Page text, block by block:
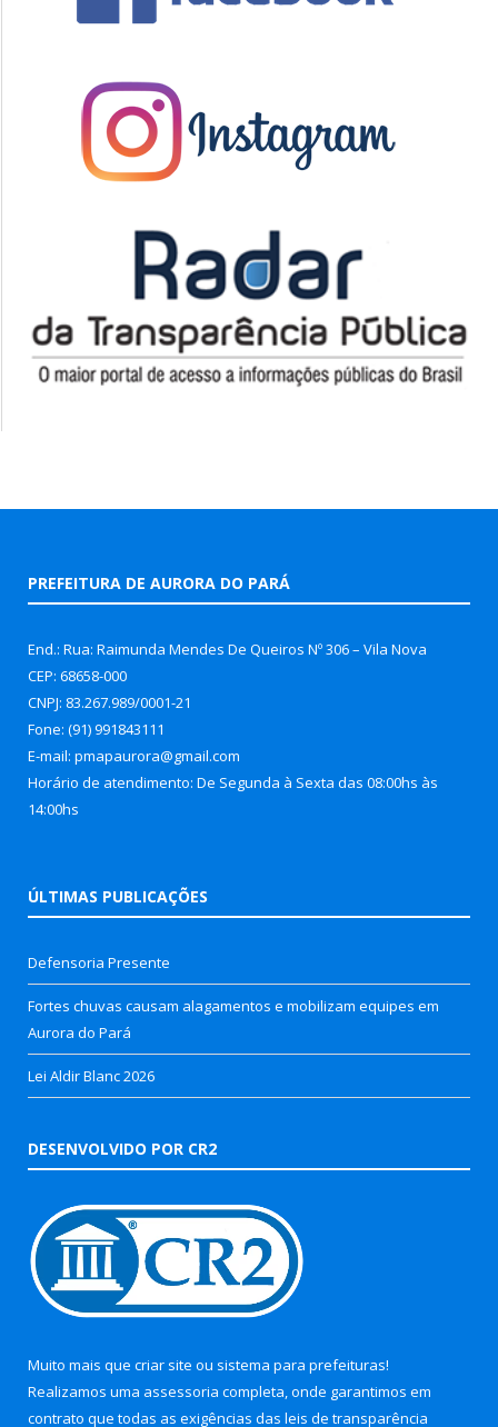
PREFEITURA DE AURORA DO PARÁ
End.: Rua: Raimunda Mendes De Queiros Nº 306 – Vila Nova
CEP: 68658-000
CNPJ: 83.267.989/0001-21
Fone: (91) 991843111
E-mail: pmapaurora@gmail.com
Horário de atendimento: De Segunda à Sexta das 08:00hs às
14:00hs
ÚLTIMAS PUBLICAÇÕES
Defensoria Presente
Fortes chuvas causam alagamentos e mobilizam equipes em
Aurora do Pará
Lei Aldir Blanc 2026
DESENVOLVIDO POR CR2
Muito mais que criar site ou sistema para prefeituras!
Realizamos uma assessoria completa, onde garantimos em
contrato que todas as exigências das leis de transparência